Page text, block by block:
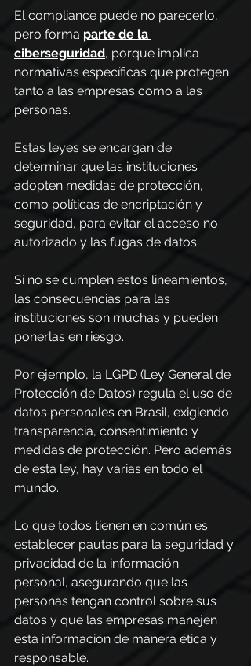
El compliance puede no parecerlo,
pero forma parte de la
ciberseguridad, porque implica
normativas específicas que protegen
tanto a las empresas como a las
personas.
Estas leyes se encargan de
determinar que las instituciones
adopten medidas de protección,
como políticas de encriptación y
seguridad, para evitar el acceso no
autorizado y las fugas de datos.
Si no se cumplen estos lineamientos,
las consecuencias para las
instituciones son muchas y pueden
ponerlas en riesgo.
Por ejemplo, la LGPD (Ley General de
Protección de Datos) regula el uso de
datos personales en Brasil, exigiendo
transparencia, consentimiento y
medidas de protección. Pero además
de esta ley, hay varias en todo el
mundo.
Lo que todos tienen en común es
establecer pautas para la seguridad y
privacidad de la información
personal, asegurando que las
personas tengan control sobre sus
datos y que las empresas manejen
esta información de manera ética y
responsable.